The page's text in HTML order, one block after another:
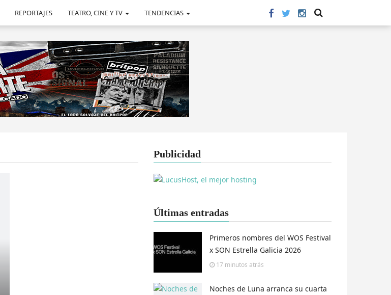
REPORTAJES TEATRO, CINE Y TV TENDENCIAS
Publicidad
Últimas entradas
Primeros nombres del WOS Festival
x SON Estrella Galicia 2026
17 minutos atrás
Noches de Luna arranca su cuarta